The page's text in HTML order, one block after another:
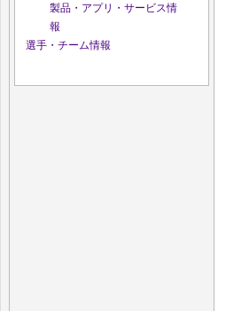
製品・アプリ・サービス情
報
選手・チーム情報